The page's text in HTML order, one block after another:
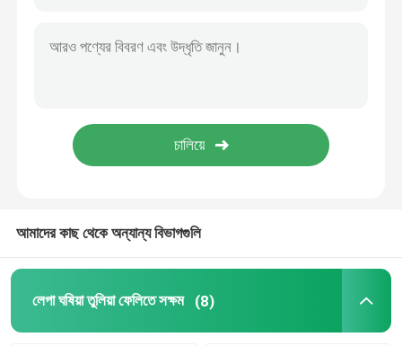
গ্লাসাইজড বন্ডড অ্যাব্রাসিভস
বেয়ারিং রিপ্লে পার্টস
যথার্থ পরিমাপ যন্ত্রপাতি
আমাদের কাছ থেকে অন্যান্য বিভাগগুলি
লেপা ঘষিয়া তুলিয়া ফেলিতে সক্ষম (8)